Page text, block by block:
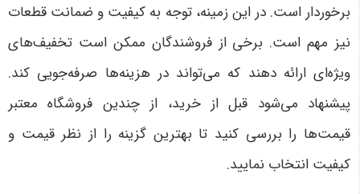
برخوردار است. در این زمینه، توجه به کیفیت و ضمانت قطعات
نیز مهم است. برخی از فروشندگان ممکن است تخفیف‌های
ویژه‌ای ارائه دهند که می‌تواند در هزینه‌ها صرفه‌جویی کند.
پیشنهاد می‌شود قبل از خرید، از چندین فروشگاه معتبر
قیمت‌ها را بررسی کنید تا بهترین گزینه را از نظر قیمت و
کیفیت انتخاب نمایید.